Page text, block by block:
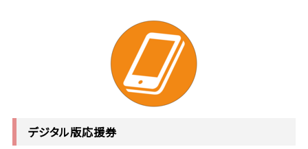
デジタル版応援券